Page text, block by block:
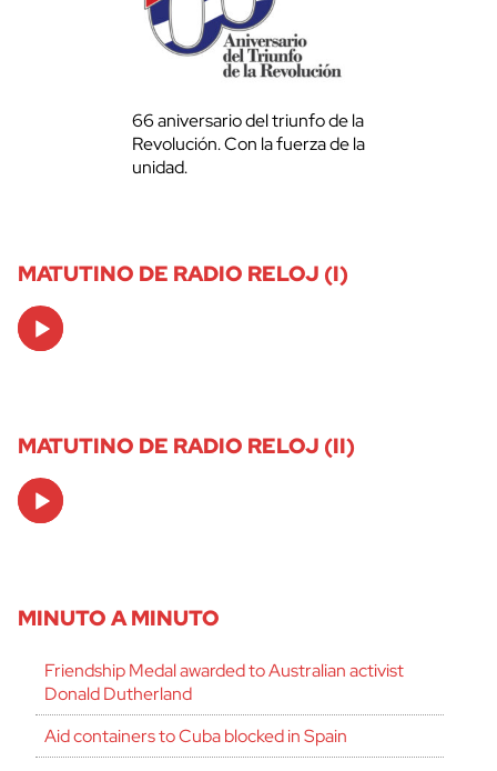
66 aniversario del triunfo de la
Revolución. Con la fuerza de la
unidad.
MATUTINO DE RADIO RELOJ (I)
Audio
Player
MATUTINO DE RADIO RELOJ (II)
Audio
Player
MINUTO A MINUTO
Friendship Medal awarded to Australian activist
Donald Dutherland
Aid containers to Cuba blocked in Spain